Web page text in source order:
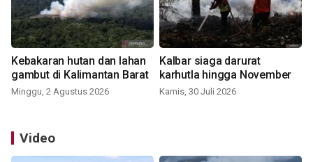
Kebakaran hutan dan lahan
gambut di Kalimantan Barat
Minggu, 2 Agustus 2026
Kalbar siaga darurat
karhutla hingga November
Kamis, 30 Juli 2026
Video